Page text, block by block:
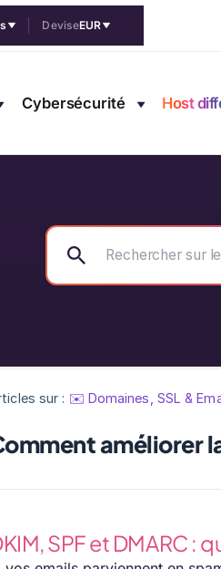
DeviseEUR
Cybersécurité Host
sur : ✉️ Domaines, SSL &
améliorer
SPF et DMARC :